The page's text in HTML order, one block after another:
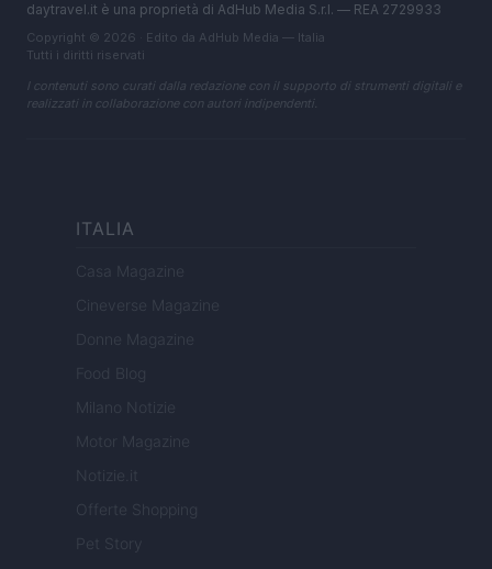
daytravel.it è una proprietà di AdHub Media S.r.l. — REA 2729933
Copyright © 2026 · Edito da AdHub Media — Italia
Tutti i diritti riservati
I contenuti sono curati dalla redazione con il supporto di strumenti digitali e
realizzati in collaborazione con autori indipendenti.
ITALIA
Casa Magazine
Cineverse Magazine
Donne Magazine
Food Blog
Milano Notizie
Motor Magazine
Notizie.it
Offerte Shopping
Pet Story